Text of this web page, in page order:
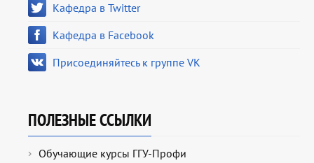
Кафедра в Twitter
Кафедра в Facebook
Присоединяйтесь к группе VK
ПОЛЕЗНЫЕ ССЫЛКИ
Обучающие курсы ГГУ-Профи